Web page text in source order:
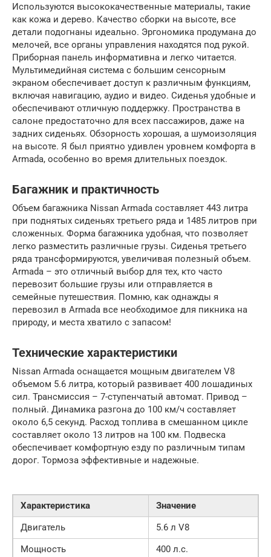
Используются высококачественные материалы, такие
как кожа и дерево. Качество сборки на высоте, все
детали подогнаны идеально. Эргономика продумана до
мелочей, все органы управления находятся под рукой.
Приборная панель информативна и легко читается.
Мультимедийная система с большим сенсорным
экраном обеспечивает доступ к различным функциям,
включая навигацию, аудио и видео. Сиденья удобные и
обеспечивают отличную поддержку. Пространства в
салоне предостаточно для всех пассажиров, даже на
задних сиденьях. Обзорность хорошая, а шумоизоляция
на высоте. Я был приятно удивлен уровнем комфорта в
Armada, особенно во время длительных поездок.
Багажник и практичность
Объем багажника Nissan Armada составляет 443 литра
при поднятых сиденьях третьего ряда и 1485 литров при
сложенных. Форма багажника удобная, что позволяет
легко разместить различные грузы. Сиденья третьего
ряда трансформируются, увеличивая полезный объем.
Armada – это отличный выбор для тех, кто часто
перевозит большие грузы или отправляется в
семейные путешествия. Помню, как однажды я
перевозил в Armada все необходимое для пикника на
природу, и места хватило с запасом!
Технические характеристики
Nissan Armada оснащается мощным двигателем V8
объемом 5.6 литра, который развивает 400 лошадиных
сил. Трансмиссия – 7-ступенчатый автомат. Привод –
полный. Динамика разгона до 100 км/ч составляет
около 6,5 секунд. Расход топлива в смешанном цикле
составляет около 13 литров на 100 км. Подвеска
обеспечивает комфортную езду по различным типам
дорог. Тормоза эффективные и надежные.
Характеристика
Значение
Двигатель
5.6 л V8
Мощность
400 л.с.